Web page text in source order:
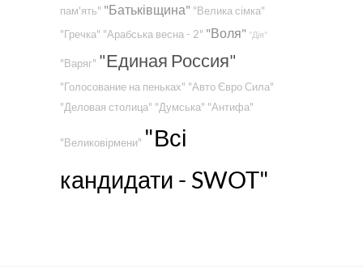
пам'ять" "Батьківщина" "Велика сімка"
"Гречка" "Арабська весна - 2" "Воля" "Дія"
"Варяг" "Единая Россия"
"Голосование на пеньках" "Авто Євро Сила"
"Деловая столица" "Думська" "Антифа"
"Великовірмени" "Всі
кандидати - SWOT"